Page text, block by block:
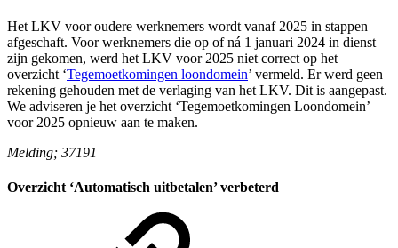
Het LKV voor oudere werknemers wordt vanaf 2025 in stappen
afgeschaft. Voor werknemers die op of ná 1 januari 2024 in dienst
zijn gekomen, werd het LKV voor 2025 niet correct op het
overzicht ‘Tegemoetkomingen loondomein’ vermeld. Er werd geen
rekening gehouden met de verlaging van het LKV. Dit is aangepast.
We adviseren je het overzicht ‘Tegemoetkomingen Loondomein’
voor 2025 opnieuw aan te maken.
Melding; 37191
Overzicht ‘Automatisch uitbetalen’ verbeterd